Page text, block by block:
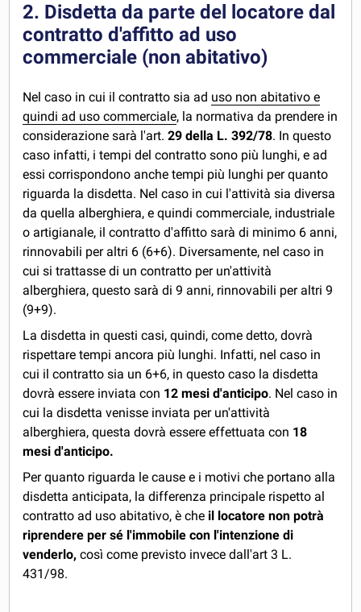
2. Disdetta da parte del locatore dal
contratto d'affitto ad uso
commerciale (non abitativo)
Nel caso in cui il contratto sia ad uso non abitativo e
quindi ad uso commerciale, la normativa da prendere in
considerazione sarà l'art.29 della L. 392/78. In questo
caso infatti, i tempi del contratto sono più lunghi, e ad
essi corrispondono anche tempi più lunghi per quanto
riguarda la disdetta. Nel caso in cui l'attività sia diversa
da quella alberghiera, e quindi commerciale, industriale
o artigianale, il contratto d'affitto sarà di minimo 6 anni,
rinnovabili per altri 6 (6+6). Diversamente, nel caso in
cui si trattasse di un contratto per un'attività
alberghiera, questo sarà di 9 anni, rinnovabili per altri 9
(9+9).
La disdetta in questi casi, quindi, come detto, dovrà
rispettare tempi ancora più lunghi. Infatti, nel caso in
cui il contratto sia un 6+6, in questo caso la disdetta
dovrà essere inviata con 12 mesi d'anticipo. Nel caso in
cui la disdetta venisse inviata per un'attività
alberghiera, questa dovrà essere effettuata con 18
mesi d'anticipo.
Per quanto riguarda le cause e i motivi che portano alla
disdetta anticipata, la differenza principale rispetto al
contratto ad uso abitativo, è che il locatore non potrà
riprendere per sé l'immobile con l'intenzione di
venderlo, così come previsto invece dall'art 3 L.
431/98.